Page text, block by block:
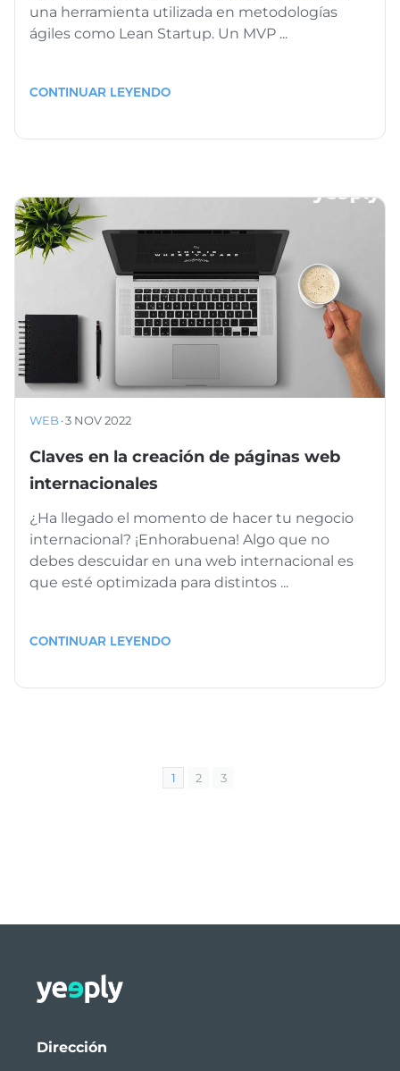
una herramienta utilizada en metodologías
ágiles como Lean Startup. Un MVP ...
CONTINUAR LEYENDO
WEB ·3 NOV 2022
Claves en la creación de páginas web
internacionales
¿Ha llegado el momento de hacer tu negocio
internacional? ¡Enhorabuena! Algo que no
debes descuidar en una web internacional es
que esté optimizada para distintos ...
CONTINUAR LEYENDO
1 2 3
Dirección